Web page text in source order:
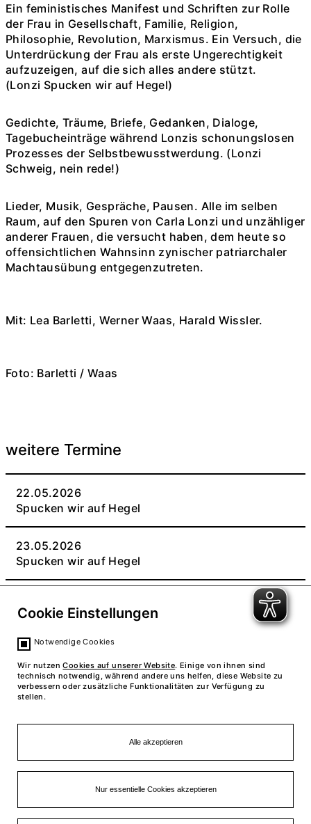
Ein feministisches Manifest und Schriften zur Rolle
der Frau in Gesellschaft, Familie, Religion,
Philosophie, Revolution, Marxismus. Ein Versuch, die
Unterdrückung der Frau als erste Ungerechtigkeit
aufzuzeigen, auf die sich alles andere stützt.
(Lonzi Spucken wir auf Hegel)
Gedichte, Träume, Briefe, Gedanken, Dialoge,
Tagebucheinträge während Lonzis schonungslosen
Prozesses der Selbstbewusstwerdung. (Lonzi
Schweig, nein rede!)
Lieder, Musik, Gespräche, Pausen. Alle im selben
Raum, auf den Spuren von Carla Lonzi und unzähliger
anderer Frauen, die versucht haben, dem heute so
offensichtlichen Wahnsinn zynischer patriarchaler
Machtausübung entgegenzutreten.
Mit: Lea Barletti, Werner Waas, Harald Wissler.
Foto: Barletti / Waas
weitere Termine
22.05.2026
Spucken wir auf Hegel
23.05.2026
Spucken wir auf Hegel
Cookie Einstellungen
Notwendige Cookies
Wir nutzenCookies auf unserer Website. Einige von ihnen sind
technisch notwendig, während andere uns helfen, diese Website zu
verbessern oder zusätzliche Funktionalitäten zur Verfügung zu
stellen.
Alle akzeptieren
Nur essentielle Cookies akzeptieren